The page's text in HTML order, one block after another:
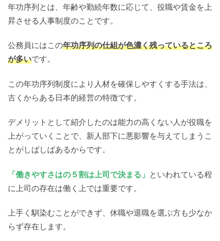
年功序列とは、年齢や勤続年数に応じて、役職や賃金を上
昇させる人事制度のことです。
公務員にはこの年功序列の仕組が色濃く残っているところ
が多いです。
この年功序列制度により人材を確保しやすくする手法は、
古くからある日本的経営の特徴です。
デメリットとして紹介したのは能力の高くない人が役職を
上がっていくことで、新人部下に悪影響を与えてしまうこ
とがしばしばあるからです。
「働きやすさはの５割は上司で決まる」 といわれている程
に上司の存在は働く上では重要です。
上手く馴染むことができず、休職や退職を選ぶ方も少なか
らず存在します。